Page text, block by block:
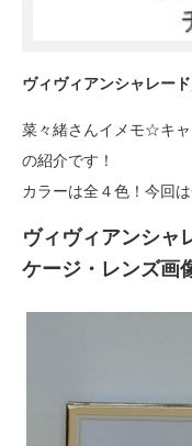
ヴィヴィアンシャレー
菜々緒さんイメモ☆キ
の紹介です！
カラーは全４色！今回は
ヴィヴィアンシ
ケージ・レンズ画